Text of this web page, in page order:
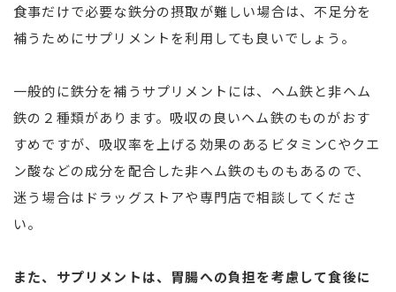
食事だけで必要な鉄分の摂取が難しい場合は、不足分を
補うためにサプリメントを利用しても良いでしょう。
一般的に鉄分を補うサプリメントには、ヘム鉄と非ヘム
鉄の２種類があります。吸収の良いヘム鉄のものがおす
すめですが、吸収率を上げる効果のあるビタミンCやクエ
ン酸などの成分を配合した非ヘム鉄のものもあるので、
迷う場合はドラッグストアや専門店で相談してくださ
い。
また、サプリメントは、胃腸への負担を考慮して食後に